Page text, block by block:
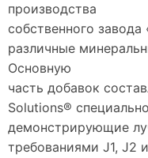
производства
собственного
различные
Основную
часть добавок
Solutions®
демонстрирующие
требованиями J1, J2